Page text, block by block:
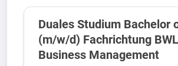
Duales Studium Bachelor
(m/w/d) Fachrichtung
Business Management